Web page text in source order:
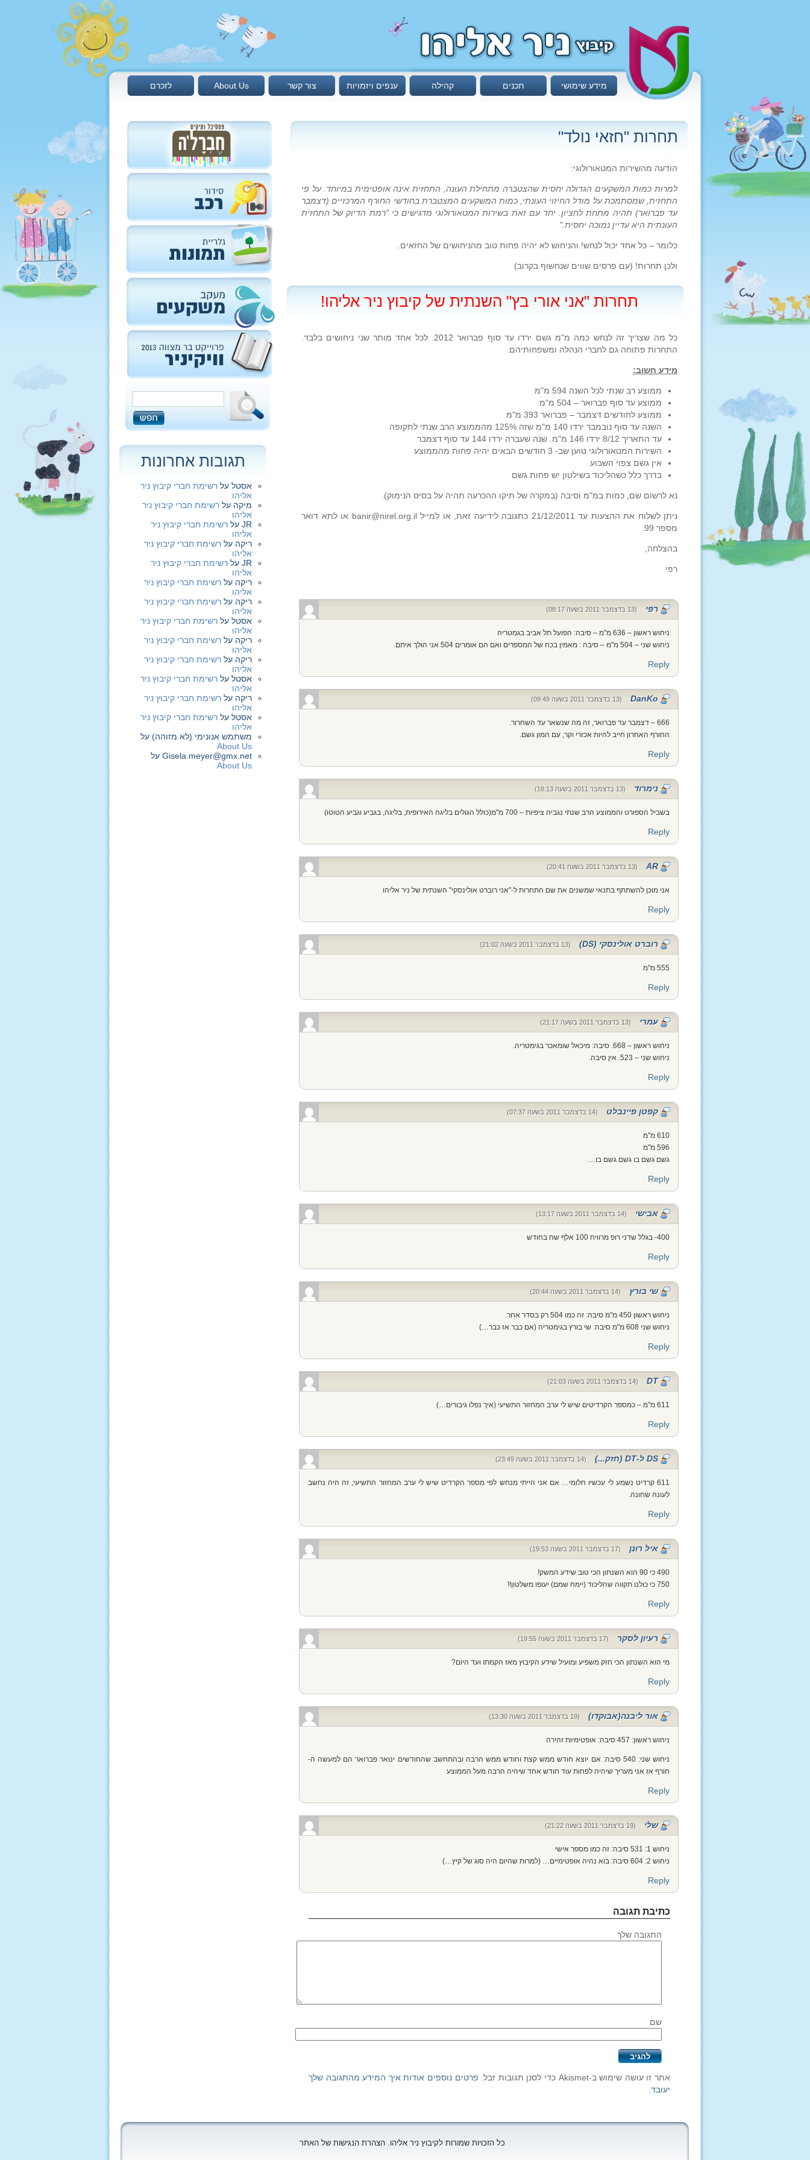
לזכרם About Us צור קשר ענפים ויזמויות קהילה תכנים מידע שימושי
תחרות "חזאי נולד"
הודעה מהשירות המטאורולוגי:
למרות כמות המשקעים הגדולה יחסית שהצטברה מתחילת העונה, התחזית אינה אופטימית במיוחד. על פי
התחזית, שמסתמכת על מודל החיזוי העונתי, כמות המשקעים המצטברת בחודשי החורף המרכזיים (דצמבר
עד פברואר) תהיה מתחת לחציון. יחד עם זאת בשירות המטאורולוגי מדגישים כי "רמת הדיוק של התחזית
העונתית היא עדיין נמוכה יחסית."
כלומר – כל אחד יכול לנחש! והניחוש לא יהיה פחות טוב מהניחושים של החזאים.
ולכן תחרות! (עם פרסים שווים שנחשוף בקרוב)
תחרות "אני אורי בץ" השנתית של קיבוץ ניר אליהו!
כל מה שצריך זה לנחש כמה מ"מ גשם ירדו עד סוף פברואר 2012. לכל אחד מותר שני ניחושים בלבד.
התחרות פתוחה גם לחברי הנהלה ומשפחותיהם.
מידע חשוב:
ממוצע רב שנתי לכל השנה 594 מ"מ
ממוצע עד סוף פברואר – 504 מ"מ
ממוצע לחודשים דצמבר – פברואר 393 מ"מ
השנה עד סוף נובמבר ירדו 140 מ"מ שזה 125% מהממוצע הרב שנתי לתקופה
עד התאריך 8/12 ירדו 146 מ"מ. שנה שעברה ירדו 144 עד סוף דצמבר
השירות המטאורולוגי טוען שב- 3 חודשים הבאים יהיה פחות מהממוצע
אין גשם צפוי השבוע
בדרך כלל כשהליכוד בשילטון יש פחות גשם
נא לרשום שם, כמות במ"מ וסיבה (במקרה של תיקו ההכרעה תהיה על בסיס הנימוק).
ניתן לשלוח את ההצעות עד 21/12/2011 כתגובה לידיעה זאת, או למייל banir@nirel.org.il או לתא דואר
מספר 99.
בהצלחה,
רפי
רפי (13 בדצמבר 2011 בשעה 08:17)
ניחוש ראשון – 636 מ"מ – סיבה: הפועל תל אביב בגמטריה
ניחוש שני – 504 מ"מ – סיבה : מאמין בכח של המספרים ואם הם אומרים 504 אני הולך איתם.
Reply
DanKo (13 בדצמבר 2011 בשעה 09:49)
666 – דצמבר עד פברואר, זה מה שנשאר עד השחרור.
החורף האחרון חייב להיות אכזרי וקר, עם המון גשם.
Reply
נימרוד (13 בדצמבר 2011 בשעה 18:13)
בשביל הספורט והממוצע הרב שנתי נגביה ציפיות – 700 מ"מ(כולל הגולים בליגה האירופית, בליגה, בגביע וגביע הטוטו)
Reply
AR (13 בדצמבר 2011 בשעה 20:41)
אני מוכן להשתתף בתנאי שמשנים את שם התחרות ל-"אני רוברט אולינסקי" השנתית של ניר אליהו
Reply
רוברט אולינסקי (DS) (13 בדצמבר 2011 בשעה 21:02)
555 מ"מ
Reply
עמרי (13 בדצמבר 2011 בשעה 21:17)
ניחוש ראשון – 668. סיבה: מיכאל שומאכר בגימטריה.
ניחוש שני – 523. אין סיבה.
Reply
קפטן פיינבלט (14 בדצמבר 2011 בשעה 07:37)
610 מ"מ
596 מ"מ
גשם גשם בו גשם גשם בו…
Reply
אבישי (14 בדצמבר 2011 בשעה 13:17)
400- בגלל שדני רופ מרוויח 100 אלף שח בחודש
Reply
שי בורץ (14 בדצמבר 2011 בשעה 20:44)
ניחוש ראשון 450 מ"מ סיבה: זה כמו 504 רק בסדר אחר.
ניחוש שני 608 מ"מ סיבה: שי בורץ בגימטריה (אם כבר אז כבר…)
Reply
DT (14 בדצמבר 2011 בשעה 21:03)
611 מ"מ – כמספר הקרדיטים שיש לי ערב המחזור התשיעי (איך נפלו גיבורים…)
Reply
DS ל-DT (חזק...) (14 בדצמבר 2011 בשעה 23:49)
611 קרדיט נשמע לי עכשיו חלומי… אם אני הייתי מנחש לפי מספר הקרדיט שיש לי ערב המחזור התשיעי, זה היה נחשב
לעונה שחונה.
Reply
איל רונן (17 בדצמבר 2011 בשעה 19:53)
490 כי 90 הוא השנתון הכי טוב שידע המשק!
750 כי כולנו תקווה שהליכוד (יימח שמם) יעופו משלטון!!
Reply
רעיון לסקר (17 בדצמבר 2011 בשעה 19:55)
מי הוא השנתון הכי חזק משפיע ומועיל שידע הקיבוץ מאז הקמתו ועד היום?
Reply
אור ליבנה(אבוקדו) (19 בדצמבר 2011 בשעה 13:30)
ניחוש ראשון: 457 סיבה: אופטימיות זהירה
ניחוש שני: 540 סיבה: אם יוצא חודש ממש קצת וחודש ממש הרבה ובהתחשב שהחודשים ינואר פברואר הם למעשה ה-
חורף אז אני מעריך שיהיה לפחות עוד חודש אחד שיהיה הרבה מעל הממוצע
Reply
שלי (19 בדצמבר 2011 בשעה 21:22)
ניחוש 1: 531 סיבה: זה כמו מספר אישי
ניחוש 2: 604 סיבה: בוא נהיה אופטימיים… (למרות שהיום היה סוג של קיץ…)
Reply
כתיבת תגובה
התגובה שלך
שם
אתר זו עושה שימוש ב-Akismet כדי לסנן תגובות זבל.
פרטים נוספים אודות איך המידע מהתגובה שלך
יעובד
תגובות אחרונות
אסטל על רשימת חברי קיבוץ ניר
אליהו
מיקה על רשימת חברי קיבוץ ניר
אליהו
JR על רשימת חברי קיבוץ ניר
אליהו
ריקה על רשימת חברי קיבוץ ניר
אליהו
JR על רשימת חברי קיבוץ ניר
אליהו
ריקה על רשימת חברי קיבוץ ניר
אליהו
ריקה על רשימת חברי קיבוץ ניר
אליהו
אסטל על רשימת חברי קיבוץ ניר
אליהו
ריקה על רשימת חברי קיבוץ ניר
אליהו
ריקה על רשימת חברי קיבוץ ניר
אליהו
אסטל על רשימת חברי קיבוץ ניר
אליהו
ריקה על רשימת חברי קיבוץ ניר
אליהו
אסטל על רשימת חברי קיבוץ ניר
אליהו
משתמש אנונימי (לא מזוהה) על
About Us
Gisela.meyer@gmx.net על
About Us
כל הזכויות שמורות לקיבוץ ניר אליהו. הצהרת הנגישות של האתר